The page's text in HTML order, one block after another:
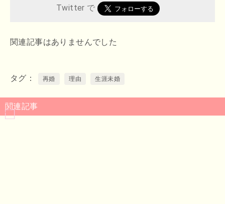
Twitter で
関連記事はありませんでした
タグ 再婚 理由 生涯未婚
関連記事